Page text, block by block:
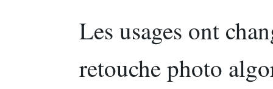
Les usages ont
retouche photo